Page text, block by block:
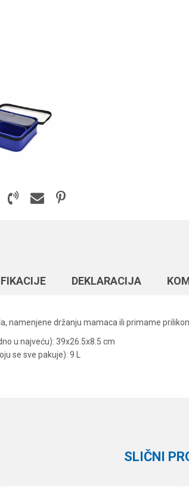
DEKLARACIJA
namenjene držanju mamaca ili primame
u najveću): 39x26.5x8.5 cm
se sve pakuje): 9 L
SLIČNI